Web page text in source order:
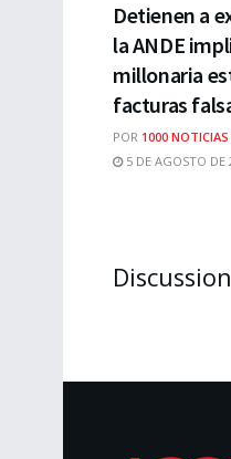
Detienen a
la ANDE
millonaria
facturas
POR 1000
5 DE AGOSTO DE